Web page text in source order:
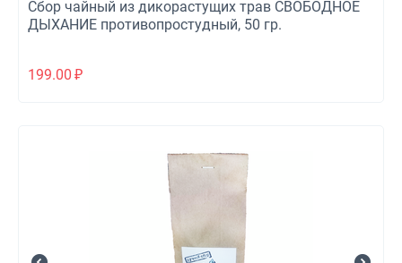
Сбор чайный из дикорастущих трав СВОБОДНОЕ
ДЫХАНИЕ противопростудный, 50 гр.
199.00 ₽